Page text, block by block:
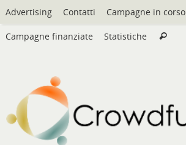
Vai
al
contenuto
Advertising Contatti Campagne in corso
Campagne finanziate Statistiche Cerca